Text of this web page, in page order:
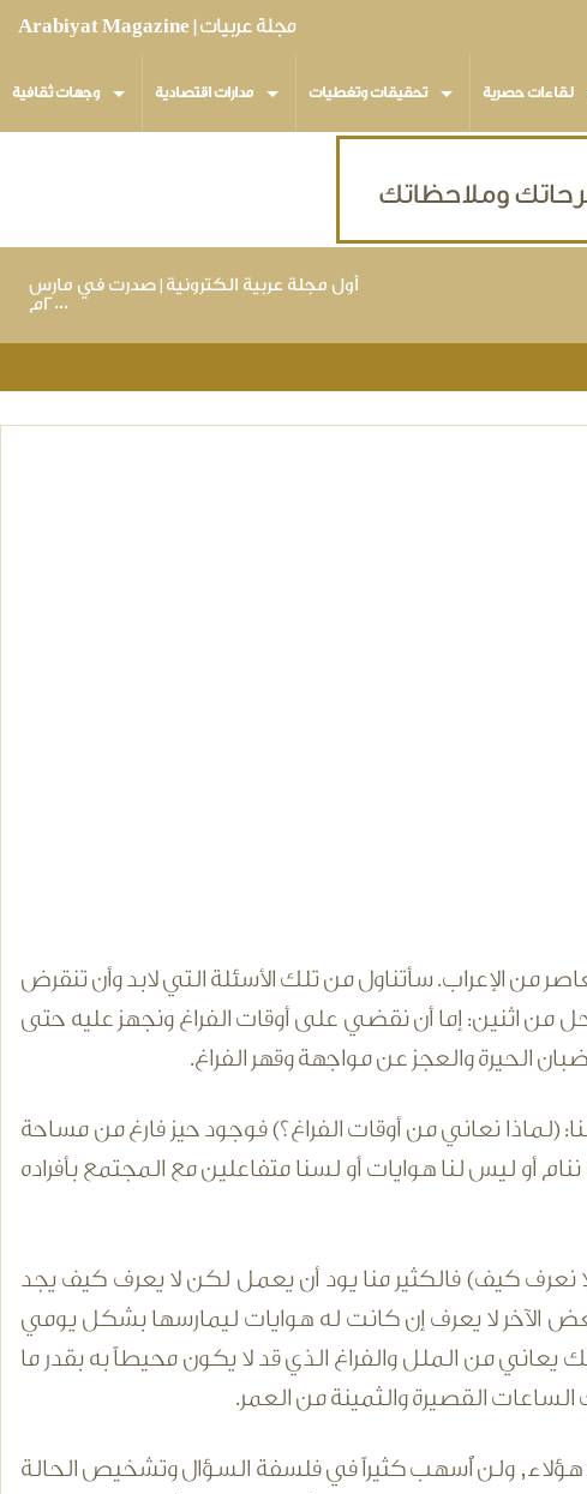
مجلة عربيات | Arabiyat Magazine
وجهات ثقافية مدارات اقتصادية تحقيقات وتغطيات لقاءات حصرية
أول مجلة عربية الكترونية | صدرت في مارس
٢٠٠٠م
من الإعراب. سأتناول من تلك الأسئلة التي لابد وأن تنقرض
من اثنين: إما أن نقضي على أوقات الفراغ ونجهز عليه حتى
الحيرة والعجز عن مواجهة وقهر الفراغ.
(لماذا نعاني من أوقات الفراغ؟) فوجود حيز فارغ من مساحة
أو لا ننام أو ليس لنا هوايات أو لسنا متفاعلين مع المجتمع بأفراده
نعرف كيف) فالكثير منا يود أن يعمل لكن لا يعرف كيف يجد
الآخر لا يعرف إن كانت له هوايات ليمارسها بشكل يومي
من الملل والفراغ الذي قد لا يكون محيطاً به بقدر ما
القصيرة والثمينة من العمر.
ولن أُسهب كثيراً في فلسفة السؤال وتشخيص الحالة